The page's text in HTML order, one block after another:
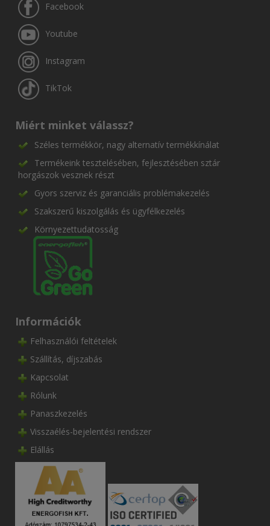
Facebook
Youtube
Instagram
TikTok
Miért minket válassz?
Széles termékkör, nagy alternatív termékkínálat
Termékeink tesztelésében, fejlesztésében sztár
horgászok vesznek részt
Gyors szerviz és garanciális problémakezelés
Szakszerű kiszolgálás és ügyfélkezelés
Környezettudatosság
Információk
Felhasználói feltételek
Szállítás, díjszabás
Kapcsolat
Rólunk
Panaszkezelés
Visszaélés-bejelentési rendszer
Elállás